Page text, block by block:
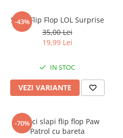
-43%
Slapi Flip Flop LOL Surprise
35,00 Lei
19,99 Lei
IN STOC
VEZI VARIANTE
-70%
Papuci slapi flip flop Paw
Patrol cu bareta